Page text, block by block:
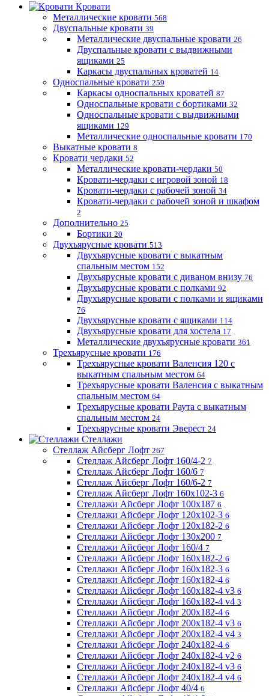
Кровати
Металлические кровати 568
Двуспальные кровати 39
Металлические двуспальные кровати 26
Двуспальные кровати с выдвижными
ящиками 25
Каркасы двуспальных кроватей 14
Односпальные кровати 259
Каркасы односпальных кроватей 87
Односпальные кровати с бортиками 32
Односпальные кровати с выдвижными
ящиками 129
Металлические односпальные кровати 170
Выкатные кровати 8
Кровати чердаки 52
Металлические кровати-чердаки 50
Кровати-чердаки с игровой зоной 18
Кровати-чердаки с рабочей зоной 34
Кровати-чердаки с рабочей зоной и шкафом
2
Дополнительно 25
Бортики 20
Двухъярусные кровати 513
Двухъярусные кровати с выкатным
спальным местом 152
Двухъярусные кровати с диваном внизу 76
Двухъярусные кровати с полками 92
Двухъярусные кровати с полками и ящиками
76
Двухъярусные кровати с ящиками 114
Двухъярусные кровати для хостела 17
Металлические двухъярусные кровати 361
Трехъярусные кровати 176
Трехъярусные кровати Валенсия 120 с
выкатным спальным местом 64
Трехъярусные кровати Валенсия с выкатным
спальным местом 64
Трехъярусные кровати Раута с выкатным
спальным местом 24
Трехъярусные кровати Эверест 24
Стеллажи
Стеллаж Айсберг Лофт 267
Стеллаж Айсберг Лофт 160/4-2 7
Стеллаж Айсберг Лофт 160/6 7
Стеллаж Айсберг Лофт 160/6-2 7
Стеллаж Айсберг Лофт 160х102-3 6
Стеллажи Айсберг Лофт 100х187 6
Стеллажи Айсберг Лофт 120х102-3 6
Стеллажи Айсберг Лофт 120х182-2 6
Стеллажи Айсберг Лофт 130х200 7
Стеллажи Айсберг Лофт 160/4 7
Стеллажи Айсберг Лофт 160х182-2 6
Стеллажи Айсберг Лофт 160х182-3 6
Стеллажи Айсберг Лофт 160х182-4 6
Стеллажи Айсберг Лофт 160х182-4 v3 6
Стеллажи Айсберг Лофт 160х182-4 v4 3
Стеллажи Айсберг Лофт 200х182-4 6
Стеллажи Айсберг Лофт 200х182-4 v3 6
Стеллажи Айсберг Лофт 200х182-4 v4 3
Стеллажи Айсберг Лофт 240х182-4 6
Стеллажи Айсберг Лофт 240х182-4 v2 6
Стеллажи Айсберг Лофт 240х182-4 v3 6
Стеллажи Айсберг Лофт 240х182-4 v4 6
Стеллажи Айсберг Лофт 40/4 6